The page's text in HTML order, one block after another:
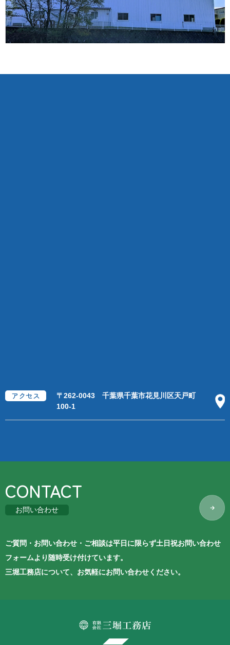
アクセス 〒262-0043 ​​​​​​​千葉県千葉市花見川区天戸町
100-1
CONTACT
お問い合わせ
ご質問・お問い合わせ・ご相談は平日に限らず土日祝お問い合わせ
フォームより随時受け付けています。
三堀工務店について、お気軽にお問い合わせください。